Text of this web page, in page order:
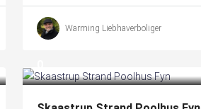
Warming Liebhaverboliger